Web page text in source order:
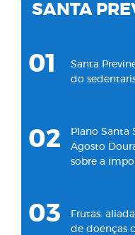
adultos em
07
Clínica
unidade no
08
Santa Saúde
unidade de
conjunto
SANTA
01
Santa
do
02
Plano Santa
Agosto
sobre a
03
Frutas:
de doenças